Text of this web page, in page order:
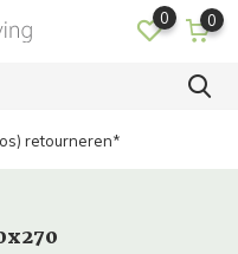
0 0
retourneren*